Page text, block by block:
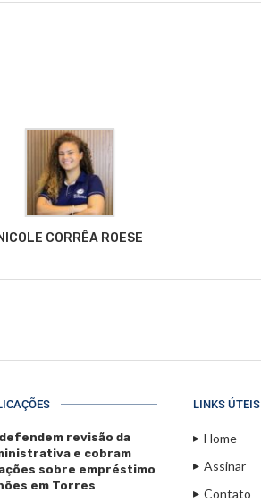
CORRÊA ROESE
revisão da
e cobram
sobre empréstimo
em Torres
LINKS ÚTEIS
Home
Assinar
Contato